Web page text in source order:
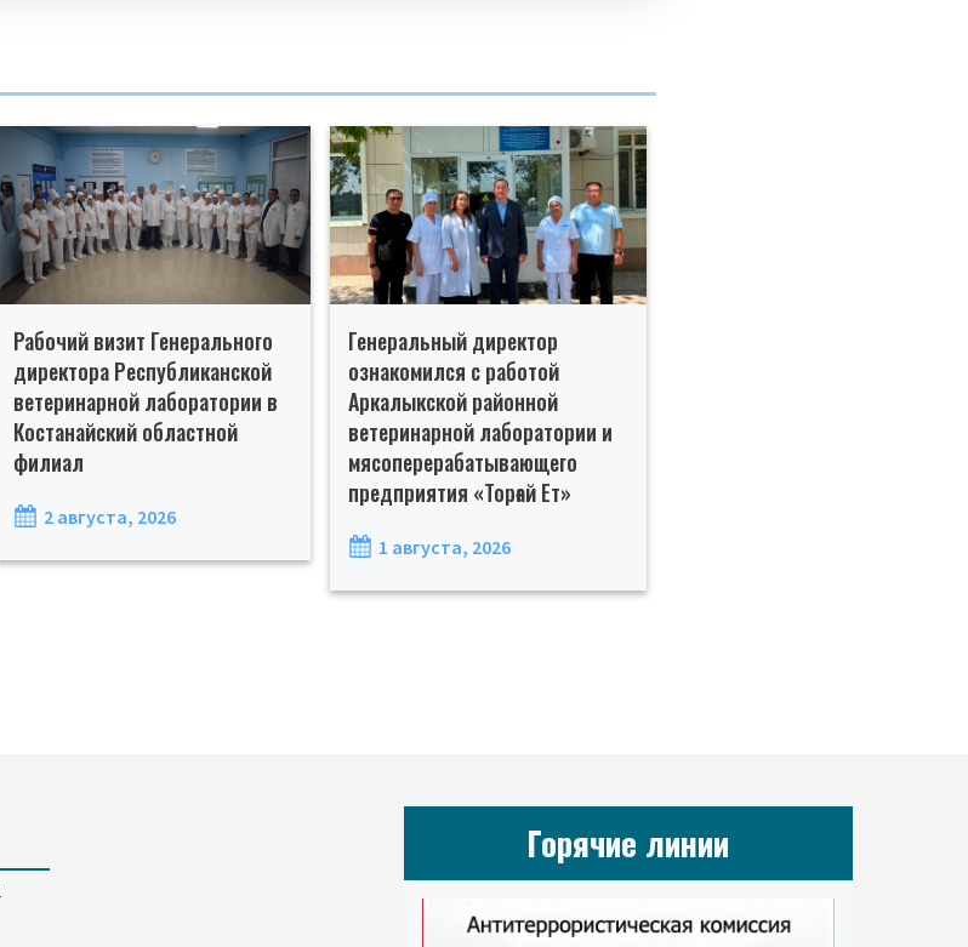
Рабочий визит Генерального
директора Республиканской
ветеринарной лаборатории в
Костанайский областной
филиал
2 августа, 2026
Генеральный директор
ознакомился с работой
Аркалыкской районной
ветеринарной лаборатории и
мясоперерабатывающего
предприятия «Торғай Ет»
1 августа, 2026
Горячие линии